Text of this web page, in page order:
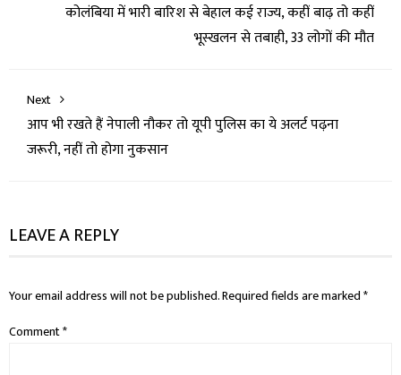
कोलंबिया में भारी बारिश से बेहाल कई राज्य, कहीं बाढ़ तो कहीं
भूस्खलन से तबाही, 33 लोगों की मौत
Next
आप भी रखते हैं नेपाली नौकर तो यूपी पुलिस का ये अलर्ट पढ़ना
जरूरी, नहीं तो होगा नुकसान
LEAVE A REPLY
Your email address will not be published.Required fields are marked*
Comment*